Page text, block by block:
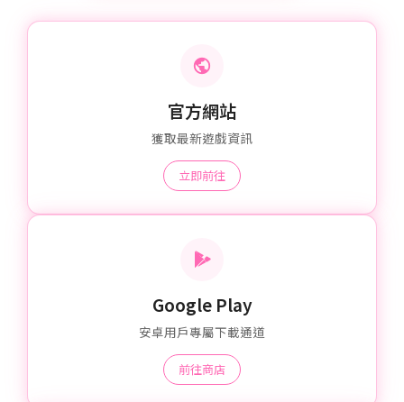
官方網站
獲取最新遊戲資訊
立即前往
Google Play
安卓用戶專屬下載通道
前往商店